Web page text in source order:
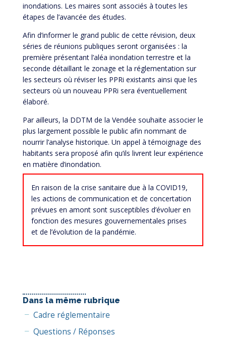
inondations. Les maires sont associés à toutes les
étapes de l’avancée des études.
Afin d’informer le grand public de cette révision, deux
séries de réunions publiques seront organisées : la
première présentant l’aléa inondation terrestre et la
seconde détaillant le zonage et la réglementation sur
les secteurs où réviser les PPRi existants ainsi que les
secteurs où un nouveau PPRi sera éventuellement
élaboré.
Par ailleurs, la DDTM de la Vendée souhaite associer le
plus largement possible le public afin nommant de
nourrir l’analyse historique. Un appel à témoignage des
habitants sera proposé afin qu’ils livrent leur expérience
en matière d’inondation.
En raison de la crise sanitaire due à la COVID19,
les actions de communication et de concertation
prévues en amont sont susceptibles d’évoluer en
fonction des mesures gouvernementales prises
et de l’évolution de la pandémie.
Dans la même rubrique
Cadre réglementaire
Questions / Réponses